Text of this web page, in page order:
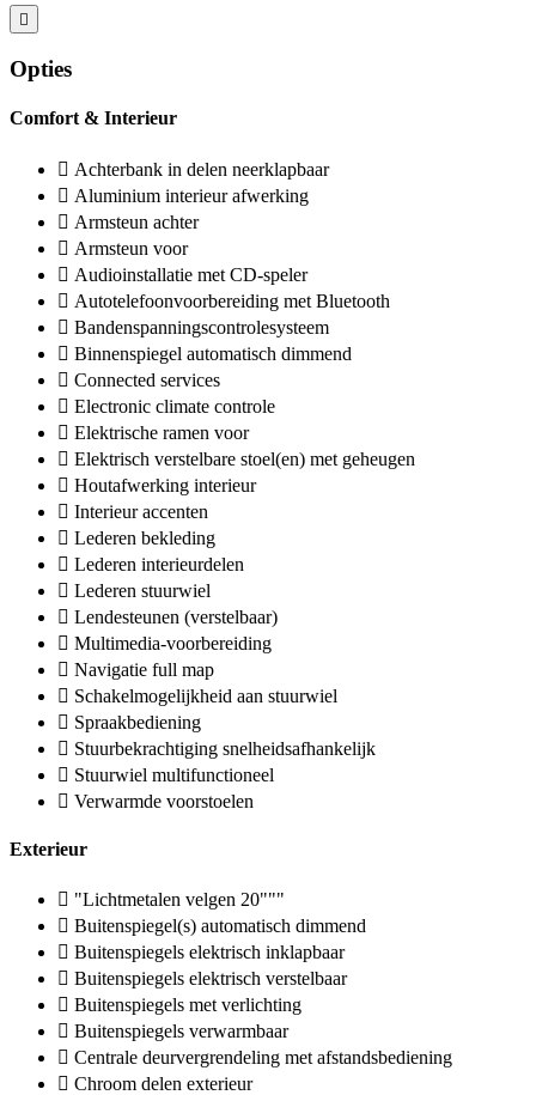
Opties
Comfort & Interieur
Achterbank in delen neerklapbaar
Aluminium interieur afwerking
Armsteun achter
Armsteun voor
Audioinstallatie met CD-speler
Autotelefoonvoorbereiding met Bluetooth
Bandenspanningscontrolesysteem
Binnenspiegel automatisch dimmend
Connected services
Electronic climate controle
Elektrische ramen voor
Elektrisch verstelbare stoel(en) met geheugen
Houtafwerking interieur
Interieur accenten
Lederen bekleding
Lederen interieurdelen
Lederen stuurwiel
Lendesteunen (verstelbaar)
Multimedia-voorbereiding
Navigatie full map
Schakelmogelijkheid aan stuurwiel
Spraakbediening
Stuurbekrachtiging snelheidsafhankelijk
Stuurwiel multifunctioneel
Verwarmde voorstoelen
Exterieur
"Lichtmetalen velgen 20"""
Buitenspiegel(s) automatisch dimmend
Buitenspiegels elektrisch inklapbaar
Buitenspiegels elektrisch verstelbaar
Buitenspiegels met verlichting
Buitenspiegels verwarmbaar
Centrale deurvergrendeling met afstandsbediening
Chroom delen exterieur